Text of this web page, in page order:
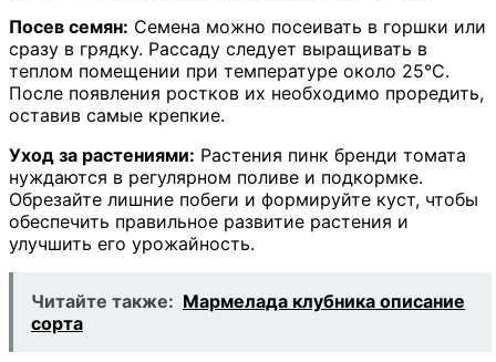
Посев семян: Семена можно посеивать в горшки или
сразу в грядку. Рассаду следует выращивать в
теплом помещении при температуре около 25°C.
После появления ростков их необходимо проредить,
оставив самые крепкие.
Уход за растениями: Растения пинк бренди томата
нуждаются в регулярном поливе и подкормке.
Обрезайте лишние побеги и формируйте куст, чтобы
обеспечить правильное развитие растения и
улучшить его урожайность.
Читайте также: Мармелада клубника описание
сорта